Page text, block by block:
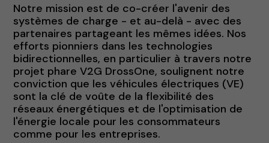
Notre mission est de co-créer l'avenir des
systèmes de charge - et au-delà - avec des
partenaires partageant les mêmes idées. Nos
efforts pionniers dans les technologies
bidirectionnelles, en particulier à travers notre
projet phare V2G DrossOne, soulignent notre
conviction que les véhicules électriques (VE)
sont la clé de voûte de la flexibilité des
réseaux énergétiques et de l'optimisation de
l'énergie locale pour les consommateurs
comme pour les entreprises.